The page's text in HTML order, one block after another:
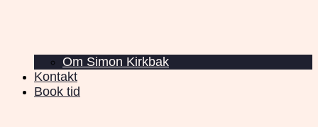
Om Simon Kirkbak
Kontakt
Book tid